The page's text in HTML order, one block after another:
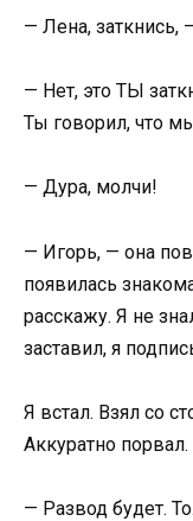
— Лена, заткнись,
— Нет, это ТЫ
Ты говорил, что
— Дура, молчи!
— Игорь, — она
появилась
расскажу. Я не
заставил, я
Я встал. Взял со
Аккуратно
— Развод будет.